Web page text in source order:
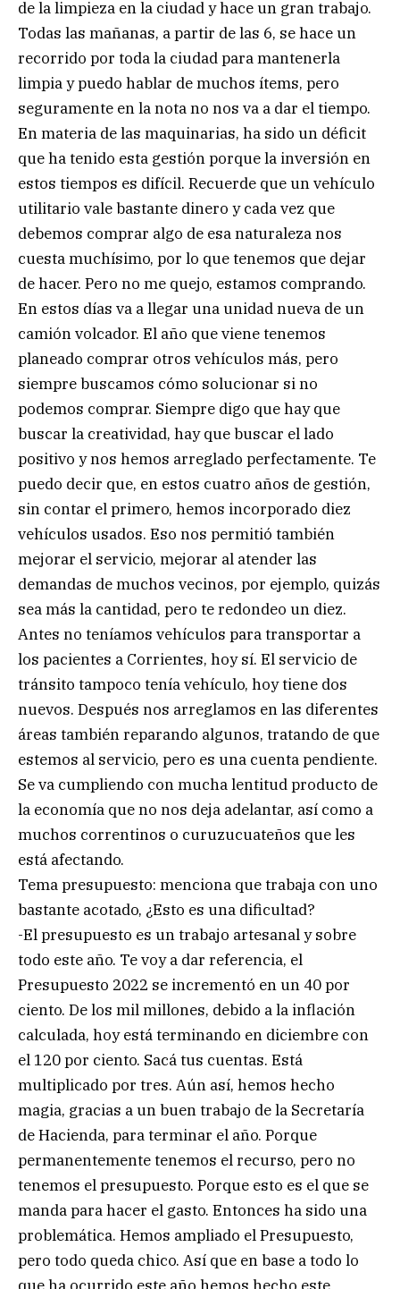
de la limpieza en la ciudad y hace un gran trabajo.
Todas las mañanas, a partir de las 6, se hace un
recorrido por toda la ciudad para mantenerla
limpia y puedo hablar de muchos ítems, pero
seguramente en la nota no nos va a dar el tiempo.
En materia de las maquinarias, ha sido un déficit
que ha tenido esta gestión porque la inversión en
estos tiempos es difícil. Recuerde que un vehículo
utilitario vale bastante dinero y cada vez que
debemos comprar algo de esa naturaleza nos
cuesta muchísimo, por lo que tenemos que dejar
de hacer. Pero no me quejo, estamos comprando.
En estos días va a llegar una unidad nueva de un
camión volcador. El año que viene tenemos
planeado comprar otros vehículos más, pero
siempre buscamos cómo solucionar si no
podemos comprar. Siempre digo que hay que
buscar la creatividad, hay que buscar el lado
positivo y nos hemos arreglado perfectamente. Te
puedo decir que, en estos cuatro años de gestión,
sin contar el primero, hemos incorporado diez
vehículos usados. Eso nos permitió también
mejorar el servicio, mejorar al atender las
demandas de muchos vecinos, por ejemplo, quizás
sea más la cantidad, pero te redondeo un diez.
Antes no teníamos vehículos para transportar a
los pacientes a Corrientes, hoy sí. El servicio de
tránsito tampoco tenía vehículo, hoy tiene dos
nuevos. Después nos arreglamos en las diferentes
áreas también reparando algunos, tratando de que
estemos al servicio, pero es una cuenta pendiente.
Se va cumpliendo con mucha lentitud producto de
la economía que no nos deja adelantar, así como a
muchos correntinos o curuzucuateños que les
está afectando.
Tema presupuesto: menciona que trabaja con uno
bastante acotado, ¿Esto es una dificultad?
-El presupuesto es un trabajo artesanal y sobre
todo este año. Te voy a dar referencia, el
Presupuesto 2022 se incrementó en un 40 por
ciento. De los mil millones, debido a la inflación
calculada, hoy está terminando en diciembre con
el 120 por ciento. Sacá tus cuentas. Está
multiplicado por tres. Aún así, hemos hecho
magia, gracias a un buen trabajo de la Secretaría
de Hacienda, para terminar el año. Porque
permanentemente tenemos el recurso, pero no
tenemos el presupuesto. Porque esto es el que se
manda para hacer el gasto. Entonces ha sido una
problemática. Hemos ampliado el Presupuesto,
pero todo queda chico. Así que en base a todo lo